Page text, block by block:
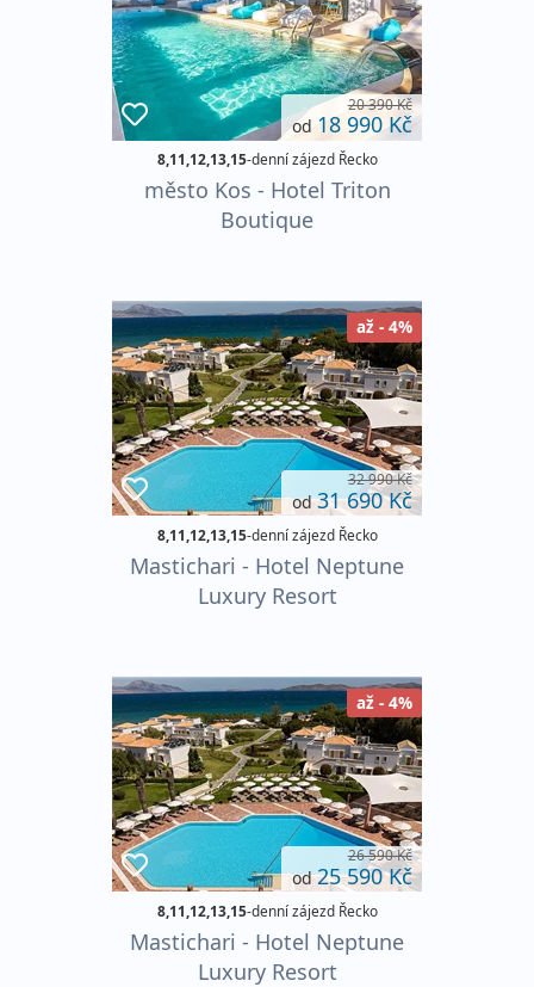
20 390 Kč
od 18 990 Kč
8,11,12,13,15-denní zájezd Řecko
město Kos - Hotel Triton
Boutique
až - 4%
32 990 Kč
od31 690 Kč
8,11,12,13,15-denní zájezd Řecko
Mastichari - Hotel Neptune
Luxury Resort
až - 4%
26 590 Kč
od25 590 Kč
8,11,12,13,15-denní zájezd Řecko
Mastichari - Hotel Neptune
Luxury Resort